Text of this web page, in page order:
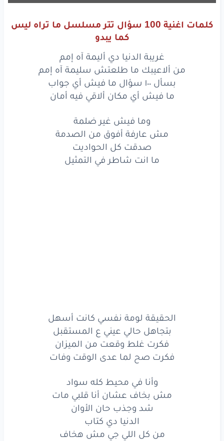
سؤال ما فيش
ما فيشأيمكانألاقيفيه
وما فيشغيرضلمة
مشعارفة أفوقمن الصدمة
صدقتكلالحواديت
ما انتشاطرفي التمثيل
غير
ضلمة
فكرتصحلماعدىالوقتوفات
وأنافي محيط كلهسواد
بخاف عشان أنا قلبي
شدوجذبحانالأوان
الدنياديكتاب
من كلاللي جيمشهخاف
كلمات اغنية 100 سؤال تتر مسلسل ما تراه ليس
كما يبدو
غريبة الدنيا دي أليمة آه إمم
من ألاعيبك ما طلعتش سليمة آه إمم
بسأل ١٠٠ سؤال ما فيش أي جواب
ما فيش أي مكان ألاقي فيه أمان
وما فيش غير ضلمة
مش عارفة أفوق من الصدمة
صدقت كل الحواديت
ما انت شاطر في التمثيل
الحقيقة لومة نفسي كانت أسهل
بتجاهل حالي عيني ع المستقبل
فكرت غلط وقعت من الميزان
فكرت صح لما عدى الوقت وفات
وأنا في محيط كله سواد
مش بخاف عشان أنا قلبي مات
شد وجذب حان الأوان
الدنيا دي كتاب
من كل اللي جي مش هخاف